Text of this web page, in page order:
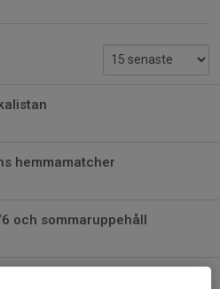
hemmamatcher
och sommaruppehåll